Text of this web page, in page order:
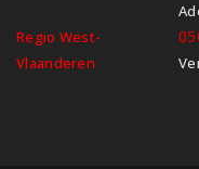
Regio West-
Vlaanderen